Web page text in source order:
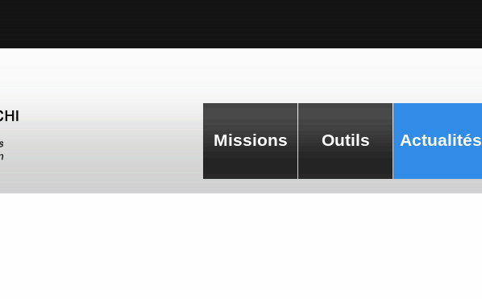
Missions Outils Actualités